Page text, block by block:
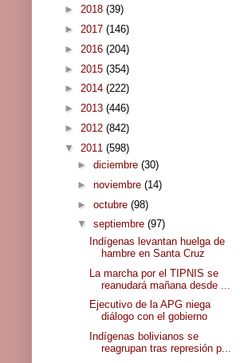
► 2018 (39)
► 2017 (146)
► 2016 (204)
► 2015 (354)
► 2014 (222)
► 2013 (446)
► 2012 (842)
▼ 2011 (598)
► diciembre (30)
► noviembre (14)
► octubre (98)
▼ septiembre (97)
Indígenas levantan huelga de
hambre en Santa Cruz
La marcha por el TIPNIS se
reanudará mañana desde ...
Ejecutivo de la APG niega
diálogo con el gobierno
Indígenas bolivianos se
reagrupan tras represión p...